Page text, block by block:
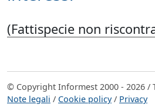
(Fattispecie non
© Copyright Informest 2000 - 2026
Note legali / Cookie policy/ Privacy